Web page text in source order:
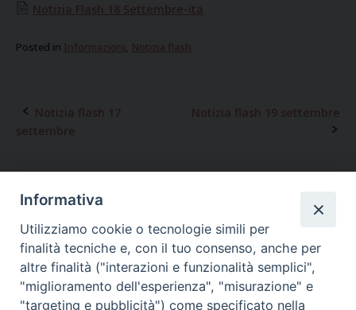
Notizia Flash 18 Settembre-ita
Posted in Informazioni Notizia flash
Post
Notizia flash 17
settembre
Notizia flash 19 settembre
Informativa
Utilizziamo cookie o tecnologie simili per
finalità tecniche e, con il tuo consenso, anche per
altre finalità ("interazioni e funzionalità semplici",
"miglioramento dell'esperienza", "misurazione" e
"targeting e pubblicità") come specificato nella